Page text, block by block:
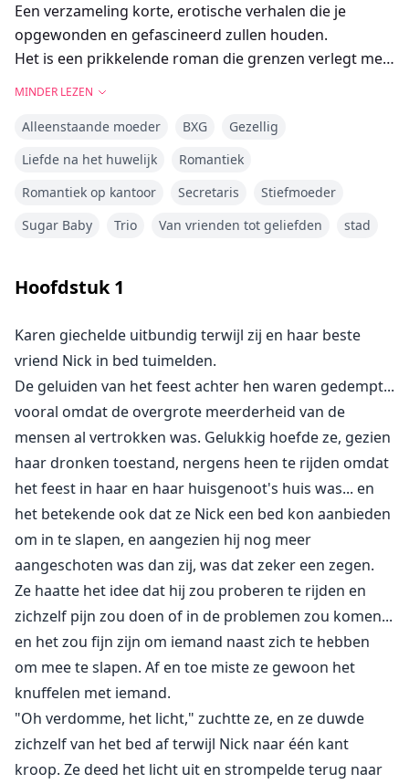
Een verzameling korte, erotische verhalen die je
opgewonden en gefascineerd zullen houden.
Het is een prikkelende roman die grenzen verlegt met
MINDER LEZEN
Alleenstaande moeder BXG
Gezellig
Liefde na het huwelijk
Romantiek
Romantiek op kantoor
Secretaris
Stiefmoeder
Sugar Baby
Trio Van vrienden tot geliefden stad
Hoofdstuk1
Karen giechelde uitbundig terwijl zij en haar beste
vriend Nick in bed tuimelden.
De geluiden van het feest achter hen waren gedempt...
vooral omdat de overgrote meerderheid van de
mensen al vertrokken was. Gelukkig hoefde ze, gezien
haar dronken toestand, nergens heen te rijden omdat
het feest in haar en haar huisgenoot's huis was... en
het betekende ook dat ze Nick een bed kon aanbieden
om in te slapen, en aangezien hij nog meer
aangeschoten was dan zij, was dat zeker een zegen.
Ze haatte het idee dat hij zou proberen te rijden en
zichzelf pijn zou doen of in de problemen zou komen...
en het zou fijn zijn om iemand naast zich te hebben
om mee te slapen. Af en toe miste ze gewoon het
knuffelen met iemand.
"Oh verdomme, het licht," zuchtte ze, en ze duwde
zichzelf van het bed af terwijl Nick naar één kant
kroop. Ze deed het licht uit en strompelde terug naar